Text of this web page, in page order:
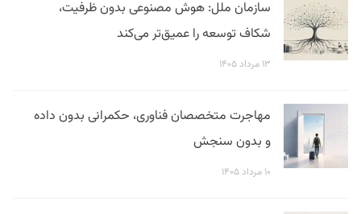
سازمان ملل: هوش مصنوعی بدون ظرفیت،
شکاف توسعه را عمیق‌تر می‌کند
۱۳ مرداد ۱۴۰۵
مهاجرت متخصصان فناوری، حکمرانی بدون داده
و بدون سنجش
۱۰ مرداد ۱۴۰۵